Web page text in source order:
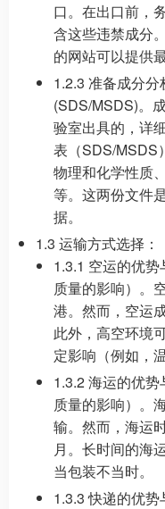
口。在出口前，
含这些违禁成分
的网站可以提供
1.2.3 准备成分
(SDS/MSDS)。
验室出具的，详
表（SDS/MSDS
物理和化学性质
等。这两份文件
据。
1.3 运输方式选择：
1.3.1 空运的优
质量的影响）。
港。然而，空运
此外，高空环境
定影响（例如，
1.3.2 海运的优
质量的影响）。
输。然而，海运
月。长时间的海
当包装不当时。
1.3.3 快递的优